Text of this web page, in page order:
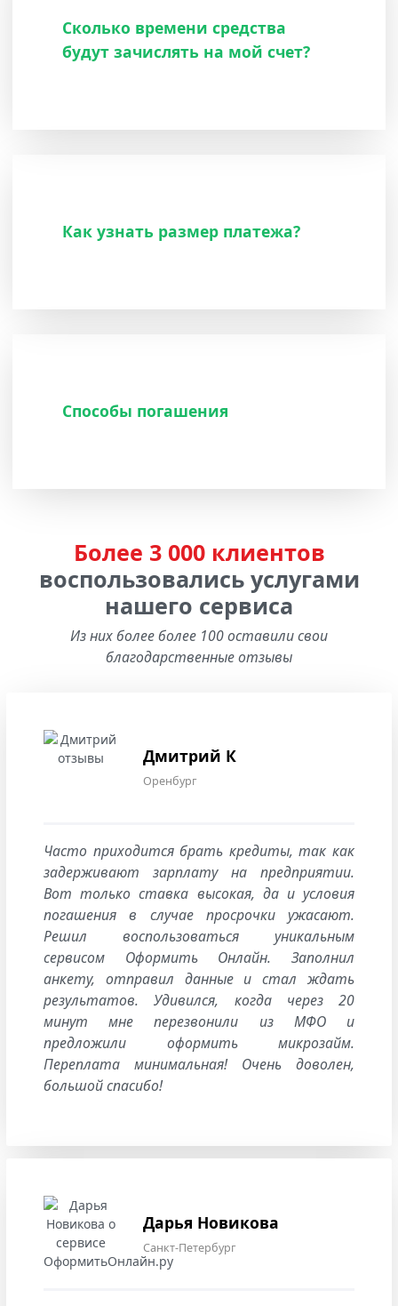
Сколько времени средства
будут зачислять на мой счет?
Как узнать размер платежа?
Способы погашения
Более 3 000 клиентов
воспользовались услугами
нашего сервиса
Из них более более 100 оставили свои
благодарственные отзывы
Дмитрий К
Оренбург
Часто приходится брать кредиты, так как
задерживают зарплату на предприятии.
Вот только ставка высокая, да и условия
погашения в случае просрочки ужасают.
Решил воспользоваться уникальным
сервисом Оформить Онлайн. Заполнил
анкету, отправил данные и стал ждать
результатов. Удивился, когда через 20
минут мне перезвонили из МФО и
предложили оформить микрозайм.
Переплата минимальная! Очень доволен,
большой спасибо!
Дарья Новикова
Санкт-Петербург